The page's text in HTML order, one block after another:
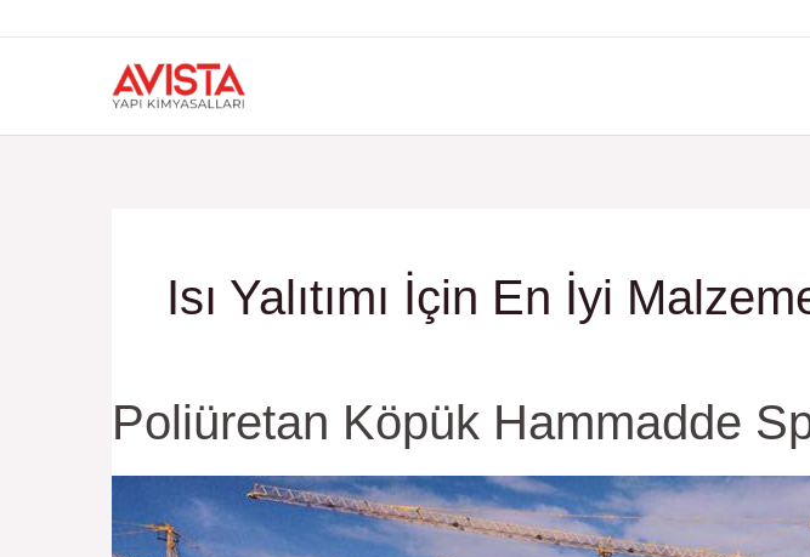
Isı Yalıtımı İçin En İyi
Poliüretan Köpük Hammadde
Poliüretan
Köpük
Hammadde
Yalıtımında